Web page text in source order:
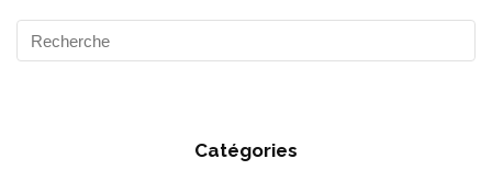
Catégories